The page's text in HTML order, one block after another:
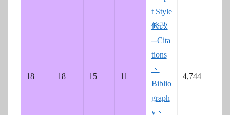
18 18 15 11
t Style
修改
─Cita
tions
、
Biblio
graph
y、
4,744